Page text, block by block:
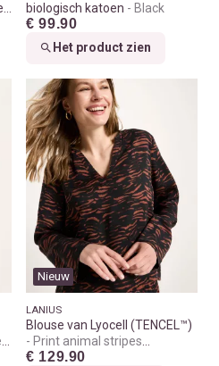
biologisch katoen
Black
€ 99.90
Het product zien
Nieuw
LANIUS
Blouse van Lyocell (TENCEL™)
Print animal stripes
chocolate
€ 129.90